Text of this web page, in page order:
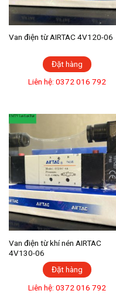
Van điện từ AIRTAC 4V120-06
Đặt hàng
Liên hệ: 0372 016 792
Van điện từ khí nén AIRTAC
4V130-06
Đặt hàng
Liên hệ: 0372 016 792